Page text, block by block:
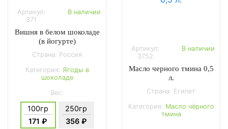
Артикул:
371
В наличии
Вишня в белом шоколаде
(в йогурте)
Страна: Россия
Категория: Ягоды в
шоколаде
Вес:
100гр
171 ₽
250гр
356 ₽
Артикул:
3752
В наличии
Масло черного тмина 0,5
л.
Страна: Египет
Категория: Масло чёрного
тмина